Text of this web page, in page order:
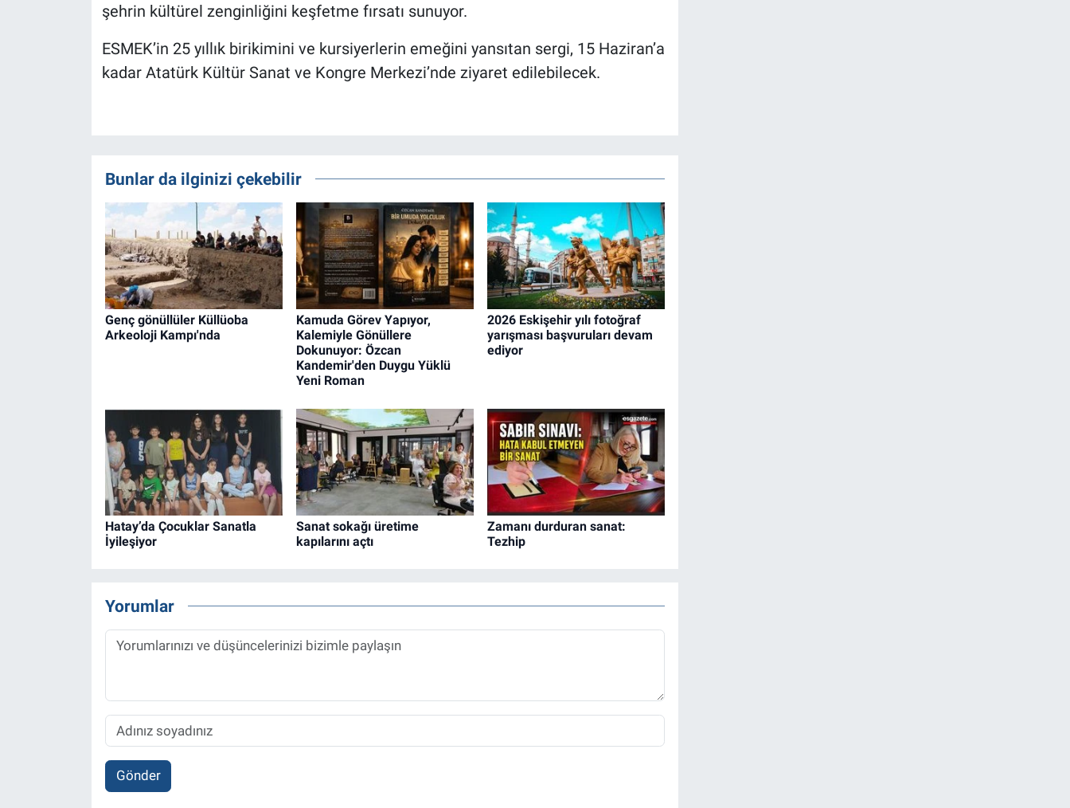
şehrin kültürel zenginliğini keşfetme fırsatı sunuyor.
ESMEK’in 25 yıllık birikimini ve kursiyerlerin emeğini yansıtan sergi, 15 Haziran’a
kadar Atatürk Kültür Sanat ve Kongre Merkezi’nde ziyaret edilebilecek.
Bunlar da ilginizi çekebilir
Genç gönüllüler Küllüoba
Arkeoloji Kampı'nda
Kamuda Görev Yapıyor,
Kalemiyle Gönüllere
Dokunuyor: Özcan
Kandemir'den Duygu Yüklü
Yeni Roman
2026 Eskişehir yılı fotoğraf
yarışması başvuruları devam
ediyor
Hatay’da Çocuklar Sanatla
İyileşiyor
Sanat sokağı üretime
kapılarını açtı
Zamanı durduran sanat:
Tezhip
Yorumlar
Gönder